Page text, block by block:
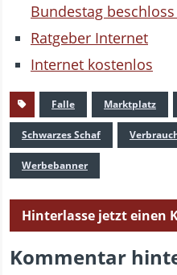
Bundestag
Ratgeber Internet
Internet kostenlos
Falle Marktplatz
Schwarzes Schaf
Werbebanner
Hinterlasse jetzt einen
Kommentar